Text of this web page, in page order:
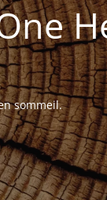
sommeil.